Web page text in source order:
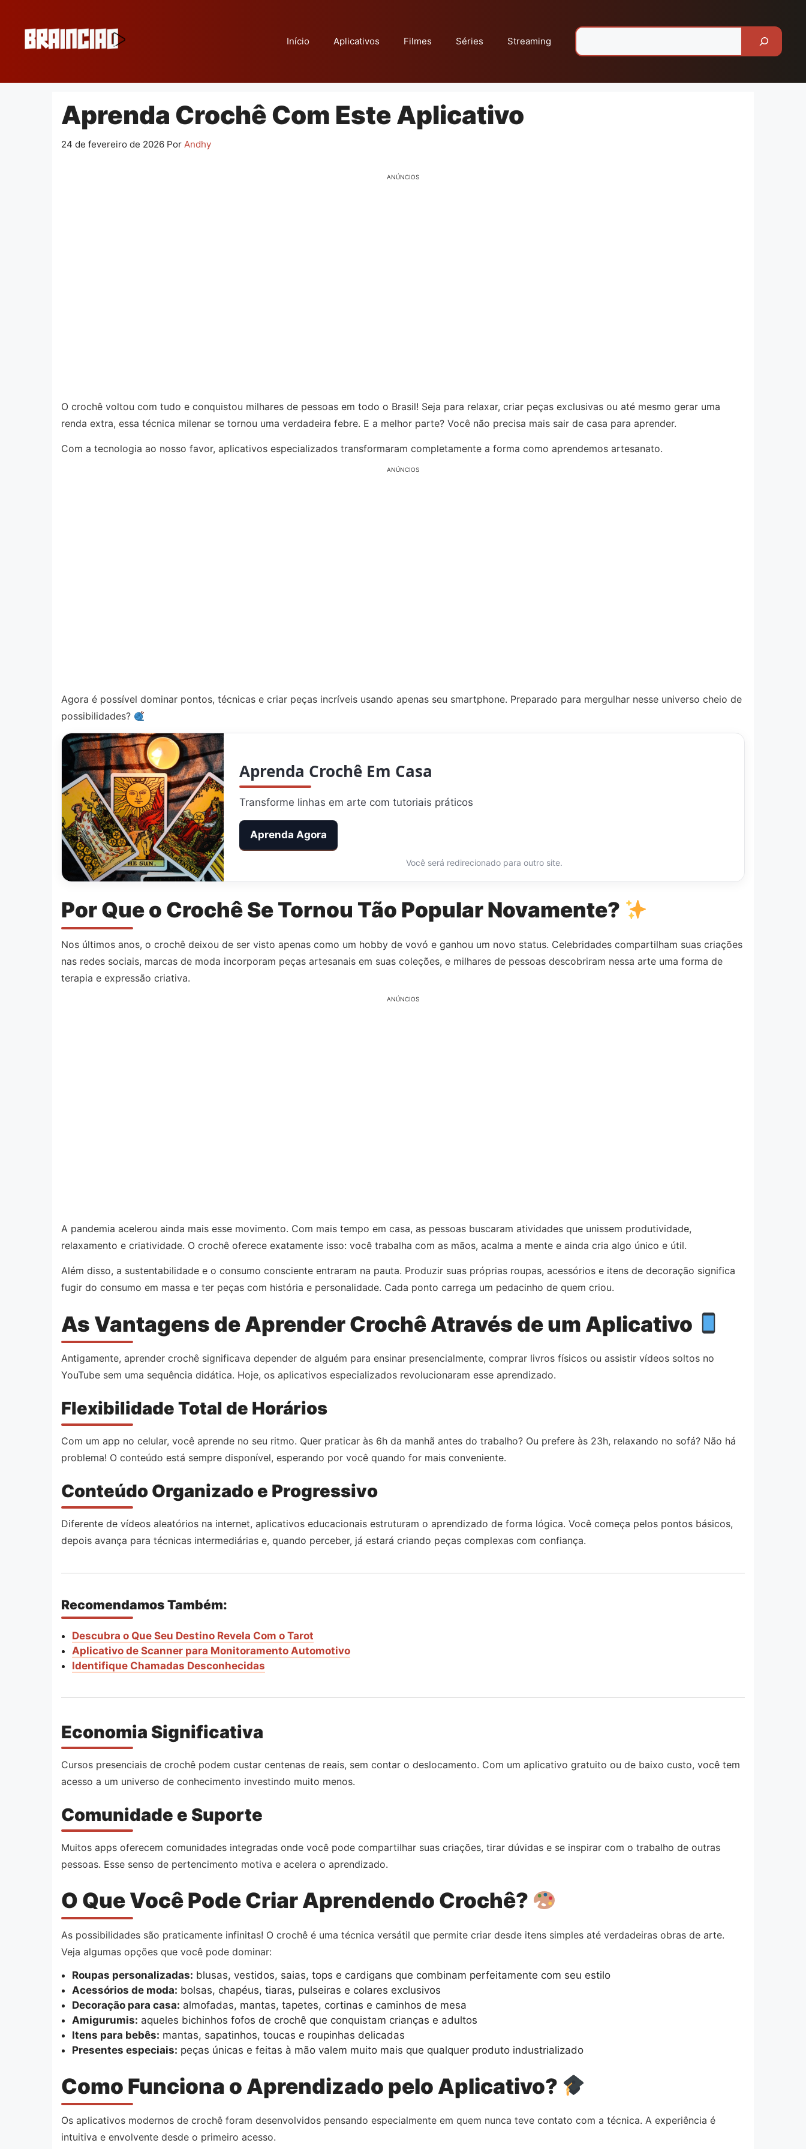
conteúdo
Início Aplicativos Filmes Séries Streaming
Aprenda Crochê Com Este Aplicativo
24 de fevereiro de 2026 Por Andhy
ANÚNCIOS
O crochê voltou com tudo e conquistou milhares de pessoas em todo o Brasil! Seja para relaxar, criar peças exclusivas ou até mesmo gerar uma
renda extra, essa técnica milenar se tornou uma verdadeira febre. E a melhor parte? Você não precisa mais sair de casa para aprender.
Com a tecnologia ao nosso favor, aplicativos especializados transformaram completamente a forma como aprendemos artesanato.
ANÚNCIOS
Agora é possível dominar pontos, técnicas e criar peças incríveis usando apenas seu smartphone. Preparado para mergulhar nesse universo cheio de
possibilidades?
Aprenda Crochê Em Casa
Transforme linhas em arte com tutoriais práticos
Aprenda Agora
Você será redirecionado para outro site.
Por Que o Crochê Se Tornou Tão Popular Novamente?
Nos últimos anos, o crochê deixou de ser visto apenas como um hobby de vovó e ganhou um novo status. Celebridades compartilham suas criações
nas redes sociais, marcas de moda incorporam peças artesanais em suas coleções, e milhares de pessoas descobriram nessa arte uma forma de
terapia e expressão criativa.
ANÚNCIOS
A pandemia acelerou ainda mais esse movimento. Com mais tempo em casa, as pessoas buscaram atividades que unissem produtividade,
relaxamento e criatividade. O crochê oferece exatamente isso: você trabalha com as mãos, acalma a mente e ainda cria algo único e útil.
Além disso, a sustentabilidade e o consumo consciente entraram na pauta. Produzir suas próprias roupas, acessórios e itens de decoração significa
fugir do consumo em massa e ter peças com história e personalidade. Cada ponto carrega um pedacinho de quem criou.
As Vantagens de Aprender Crochê Através de um Aplicativo
Antigamente, aprender crochê significava depender de alguém para ensinar presencialmente, comprar livros físicos ou assistir vídeos soltos no
YouTube sem uma sequência didática. Hoje, os aplicativos especializados revolucionaram esse aprendizado.
Flexibilidade Total de Horários
Com um app no celular, você aprende no seu ritmo. Quer praticar às 6h da manhã antes do trabalho? Ou prefere às 23h, relaxando no sofá? Não há
problema! O conteúdo está sempre disponível, esperando por você quando for mais conveniente.
Conteúdo Organizado e Progressivo
Diferente de vídeos aleatórios na internet, aplicativos educacionais estruturam o aprendizado de forma lógica. Você começa pelos pontos básicos,
depois avança para técnicas intermediárias e, quando perceber, já estará criando peças complexas com confiança.
Recomendamos Também:
Descubra o Que Seu Destino Revela Com o Tarot
Aplicativo de Scanner para Monitoramento Automotivo
Identifique Chamadas Desconhecidas
Economia Significativa
Cursos presenciais de crochê podem custar centenas de reais, sem contar o deslocamento. Com um aplicativo gratuito ou de baixo custo, você tem
acesso a um universo de conhecimento investindo muito menos.
Comunidade e Suporte
Muitos apps oferecem comunidades integradas onde você pode compartilhar suas criações, tirar dúvidas e se inspirar com o trabalho de outras
pessoas. Esse senso de pertencimento motiva e acelera o aprendizado.
O Que Você Pode Criar Aprendendo Crochê?
As possibilidades são praticamente infinitas! O crochê é uma técnica versátil que permite criar desde itens simples até verdadeiras obras de arte.
Veja algumas opções que você pode dominar:
Roupas personalizadas: blusas, vestidos, saias, tops e cardigans que combinam perfeitamente com seu estilo
Acessórios de moda: bolsas, chapéus, tiaras, pulseiras e colares exclusivos
Decoração para casa: almofadas, mantas, tapetes, cortinas e caminhos de mesa
Amigurumis: aqueles bichinhos fofos de crochê que conquistam crianças e adultos
Itens para bebês: mantas, sapatinhos, toucas e roupinhas delicadas
Presentes especiais: peças únicas e feitas à mão valem muito mais que qualquer produto industrializado
Como Funciona o Aprendizado pelo Aplicativo?
Os aplicativos modernos de crochê foram desenvolvidos pensando especialmente em quem nunca teve contato com a técnica. A experiência é
intuitiva e envolvente desde o primeiro acesso.